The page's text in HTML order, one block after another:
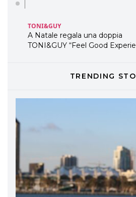
TONI&GUY
A Natale regala una doppia
TONI&GUY “Feel Good
LABEL.M lancia la sua
professionali
TRENDING